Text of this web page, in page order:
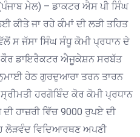
ਮੇਲ) – ਡਾਕਟਰ ਐਸ ਪੀ ਸਿੰਘ
ਕੀਤੇ ਜਾ ਰਹੇ ਕੰਮਾਂ ਦੀ ਲੜੀ ਤਹਿਤ
ਸ ਜੱਸਾ ਸਿੰਘ ਸੰਧੂ ਕੋਮੀ ਪ੍ਰਧਾਨ ਦੇ
ਕੌਰ ਡਾਇਰੈਕਟਰ ਐਜੂਕੇਸ਼ਨ ਸਰਬੱਤ
ਹੇਠ ਗੁਰਦੁਆਰਾ ਤਰਨ ਤਾਰਨ
ਹਰਗੋਬਿੰਦ ਕੋਰ ਕੋਮੀ ਪ੍ਰਧਾਨ
ਹਾਜ਼ਰੀ ਵਿੱਚ 9000 ਰੁਪਏ ਦੀ
ਲੋੜਵੰਦ ਵਿਦਿਆਰਥਣ ਅਪਣੀ